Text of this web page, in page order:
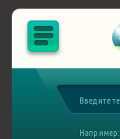
Например: